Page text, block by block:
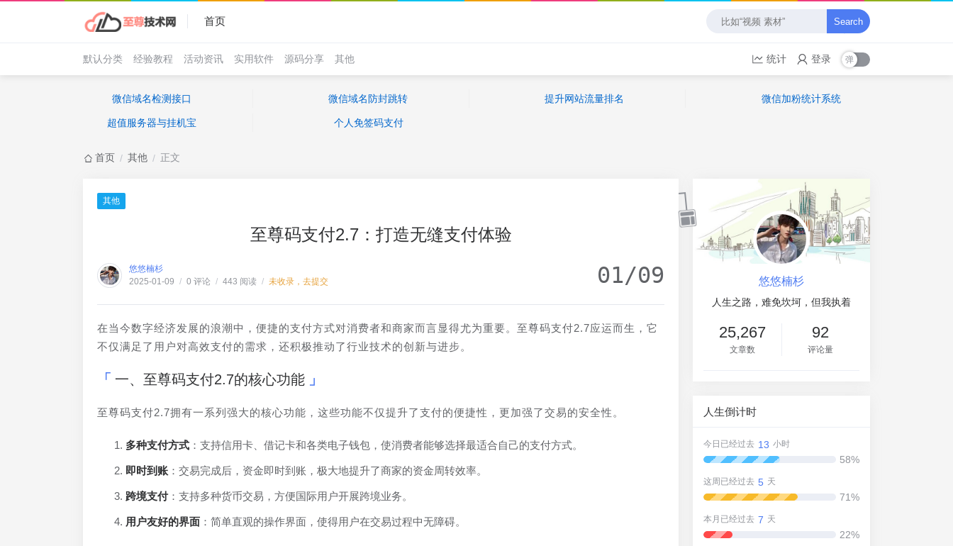
首页 Search
默认分类 经验教程 活动资讯 实用软件 源码分享 其他 统计 登录
微信域名检测接口 微信域名防封跳转 提升网站流量排名 微信加粉统计系统
超值服务器与挂机宝 个人免签码支付
首页 / 其他 / 正文
其他
至尊码支付2.7：打造无缝支付体验
悠悠楠杉
2025-01-09 / 0 评论 / 443 阅读 / 未收录，去提交 01/09
在当今数字经济发展的浪潮中，便捷的支付方式对消费者和商家而言显得尤为重要。至尊码支付2.7应运而生，它
不仅满足了用户对高效支付的需求，还积极推动了行业技术的创新与进步。
一、至尊码支付2.7的核心功能
至尊码支付2.7拥有一系列强大的核心功能，这些功能不仅提升了支付的便捷性，更加强了交易的安全性。
多种支付方式 ：支持信用卡、借记卡和各类电子钱包，使消费者能够选择最适合自己的支付方式。
即时到账 ：交易完成后，资金即时到账，极大地提升了商家的资金周转效率。
跨境支付：支持多种货币交易，方便国际用户开展跨境业务。
用户友好的界面 ：简单直观的操作界面，使得用户在交易过程中无障碍。
悠悠楠杉
人生之路，难免坎坷，但我执着
25,267
文章数
92
评论量
人生倒计时
今日已经过去 13 小时
58%
这周已经过去 5 天
71%
本月已经过去 7 天
22%